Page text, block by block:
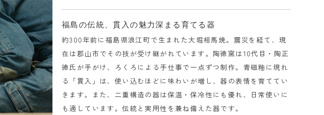
福島の伝統、貫入の魅力深まる育てる器
約300年前に福島県浪江町で生まれた大堀相馬焼。震災を経て、現
在は郡山市でその技が受け継がれています。陶徳窯は10代目・陶正
徳氏が手がけ、ろくろによる手仕事で一点ずつ制作。青磁釉に現れ
る「貫入」は、使い込むほどに味わいが増し、器の表情を育ててい
きます。また、二重構造の器は保温・保冷性にも優れ、日常使いに
も適しています。伝統と実用性を兼ね備えた器です。